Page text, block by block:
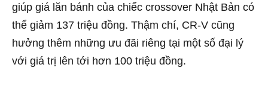
giúp giá lăn bánh của chiếc crossover Nhật Bản có
thể giảm 137 triệu đồng. Thậm chí, CR-V cũng
hưởng thêm những ưu đãi riêng tại một số đại lý
với giá trị lên tới hơn 100 triệu đồng.